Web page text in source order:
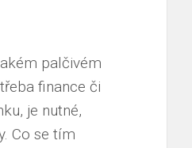
palčivém
finance či
je nutné,
Co se tím